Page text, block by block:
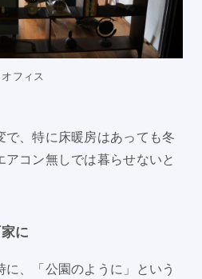
オフィス
、特に床暖房はあっても冬
コン無しでは暮らせないと
に
、「公園のように」という